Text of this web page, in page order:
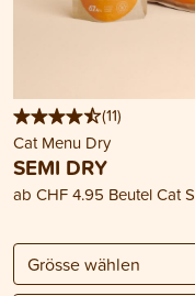
(11)
Cat Menu Dry
SEMI DRY
ab CHF 4.95 Beutel Cat